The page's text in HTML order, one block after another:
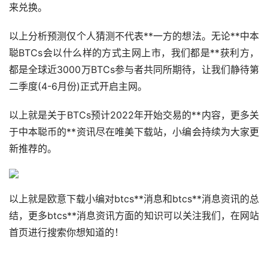
来兑换。
以上分析预测仅个人猜测不代表**一方的想法。无论**中本
聪BTCs会以什么样的方式主网上市，我们都是**获利方，
都是全球近3000万BTCs参与者共同所期待，让我们静待第
二季度(4-6月份)正式开启主网。
以上就是关于BTCs预计2022年开始交易的**内容，更多关
于中本聪币的**资讯尽在唯美下载站，小编会持续为大家更
新推荐的。
以上就是欧意下载小编对btcs**消息和btcs**消息资讯的总
结，更多btcs**消息资讯方面的知识可以关注我们，在网站
首页进行搜索你想知道的！